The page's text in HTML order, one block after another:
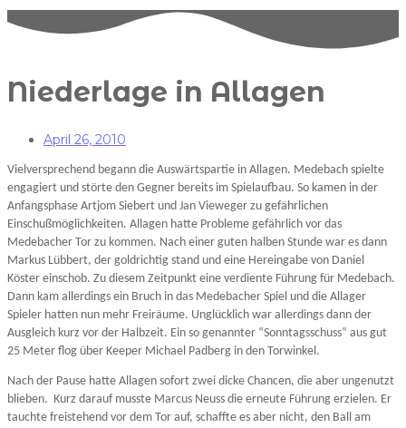
Niederlage in Allagen
April 26, 2010
Vielversprechend begann die Auswärtspartie in Allagen. Medebach spielte
engagiert und störte den Gegner bereits im Spielaufbau. So kamen in der
Anfangsphase Artjom Siebert und Jan Vieweger zu gefährlichen
Einschußmöglichkeiten. Allagen hatte Probleme gefährlich vor das
Medebacher Tor zu kommen. Nach einer guten halben Stunde war es dann
Markus Lübbert, der goldrichtig stand und eine Hereingabe von Daniel
Köster einschob. Zu diesem Zeitpunkt eine verdiente Führung für Medebach.
Dann kam allerdings ein Bruch in das Medebacher Spiel und die Allager
Spieler hatten nun mehr Freiräume. Unglücklich war allerdings dann der
Ausgleich kurz vor der Halbzeit. Ein so genannter “Sonntagsschuss“ aus gut
25 Meter flog über Keeper Michael Padberg in den Torwinkel.
Nach der Pause hatte Allagen sofort zwei dicke Chancen, die aber ungenutzt
blieben. Kurz darauf musste Marcus Neuss die erneute Führung erzielen. Er
tauchte freistehend vor dem Tor auf, schaffte es aber nicht, den Ball am